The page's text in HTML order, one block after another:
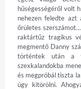
hűségességéről volt
nehezen feledte
őrületes
raktártűz tragikus
megmentő Danny
történtek után a
szexkalandokba
és megpróbál tiszta
úgy kitörölni.